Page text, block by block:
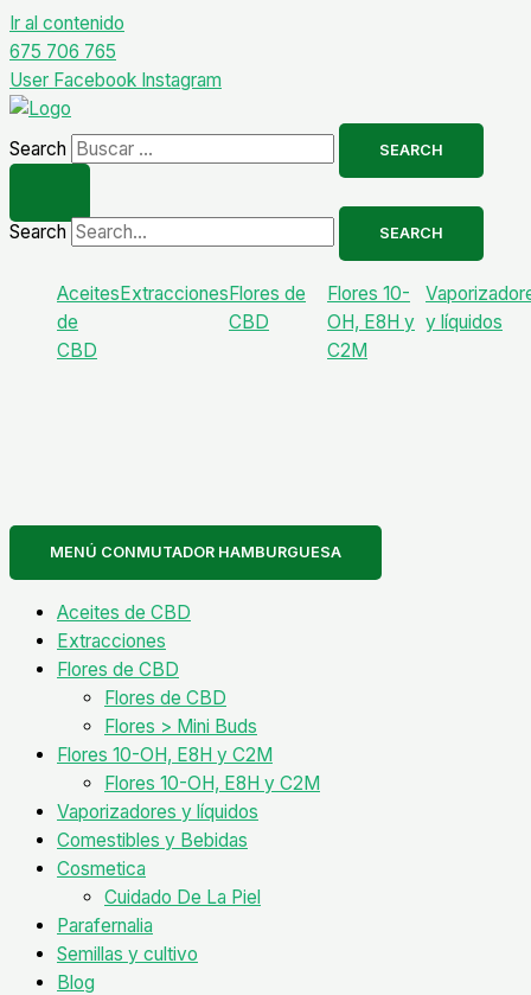
Ir al contenido
675 706 765
User Facebook Instagram
Search SEARCH
Search SEARCH
Aceites
de
CBD
ExtraccionesFlores de
CBD
Flores 10-
OH, E8H y
C2M
y líquidos
MENÚ CONMUTADOR HAMBURGUESA
Aceites de CBD
Extracciones
Flores de CBD
Flores de CBD
Flores > Mini Buds
Flores 10-OH, E8H y C2M
Flores 10-OH, E8H y C2M
Vaporizadores y líquidos
Comestibles y Bebidas
Cosmetica
Cuidado De La Piel
Parafernalia
Semillas y cultivo
Blog